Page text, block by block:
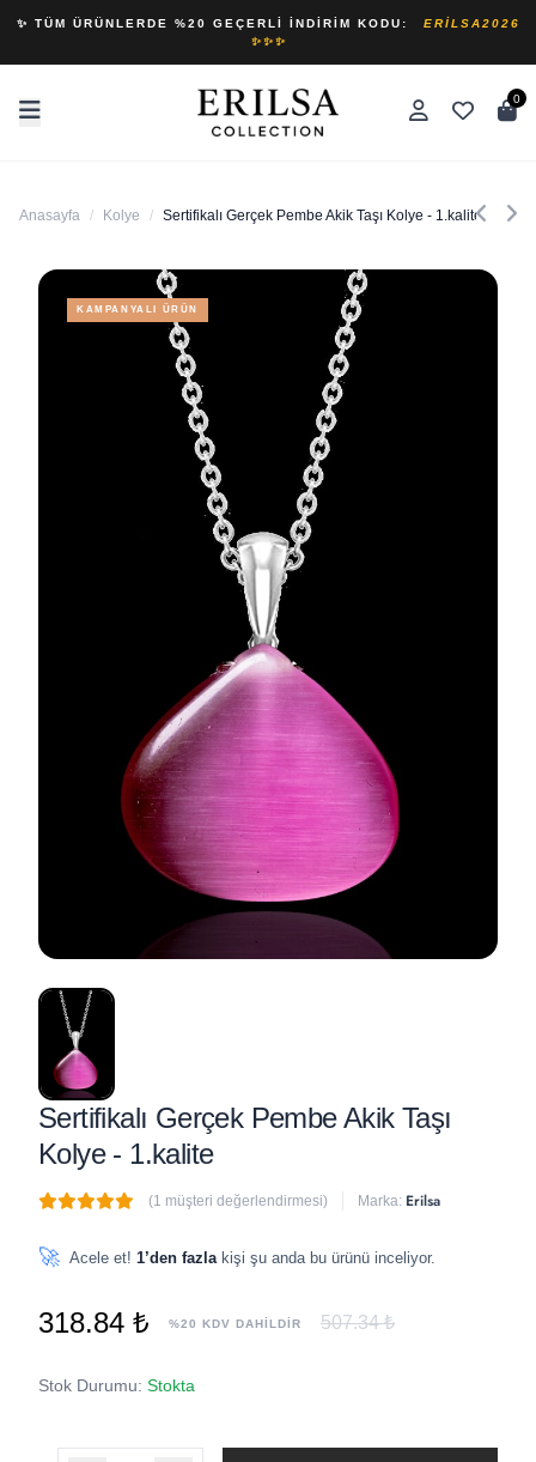
✨ TÜM ÜRÜNLERDE %20 GEÇERLI İNDIRIM KODU:
ERILSA2026
✨✨✨
0
Anasayfa / Kolye / Sertifikalı Gerçek Pembe Akik Taşı Kolye - 1.kalite
KAMPANYALI ÜRÜN
Sertifikalı Gerçek Pembe Akik Taşı
Kolye - 1.kalite
(1 müşteri değerlendirmesi) Marka: Erilsa
🚀 Acele et! 1’den fazla kişi şu anda bu ürünü inceliyor.
318.84 ₺ %20 KDV DAHİLDİR 507.34 ₺
Stok Durumu: Stokta